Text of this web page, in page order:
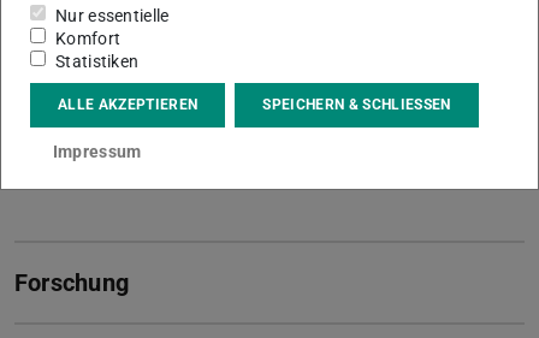
S4|10 408
Dolivostr. 15
64293Darmstadt
Links
Forschung
Nur essentielle
Komfort
Statistiken
ALLE AKZEPTIEREN SPEICHERN & SCHLIESSEN
Impressum